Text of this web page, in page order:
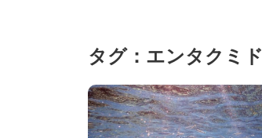
タグ：エンタクミ